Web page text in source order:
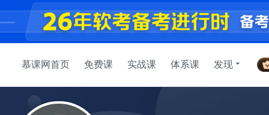
慕课网首页 免费课 实战课 体系课 发现